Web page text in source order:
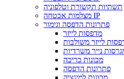
תשתיות תקשורת וטלפוניה
מצלמות אבטחה IP
פתרונות הדפסה וגימור
מדפסות לייזר
נייר משרדיות
מכונות כריכה
פתרונות הדפסה
מכונות למינציה